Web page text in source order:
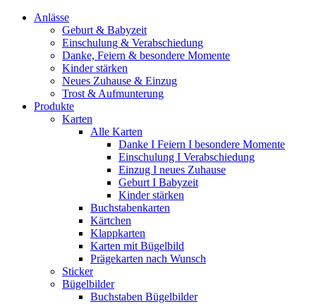
Anlässe
Geburt & Babyzeit
Einschulung & Verabschiedung
Danke, Feiern & besondere Momente
Kinder stärken
Neues Zuhause & Einzug
Trost & Aufmunterung
Produkte
Karten
Alle Karten
Danke I Feiern I besondere Momente
Einschulung I Verabschiedung
Einzug I neues Zuhause
Geburt I Babyzeit
Kinder stärken
Buchstabenkarten
Kärtchen
Klappkarten
Karten mit Bügelbild
Prägekarten nach Wunsch
Sticker
Bügelbilder
Buchstaben Bügelbilder